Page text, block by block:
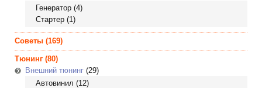
Генератор (4)
Стартер (1)
Советы (169)
Тюнинг (80)
Внешний тюнинг (29)
Автовинил (12)